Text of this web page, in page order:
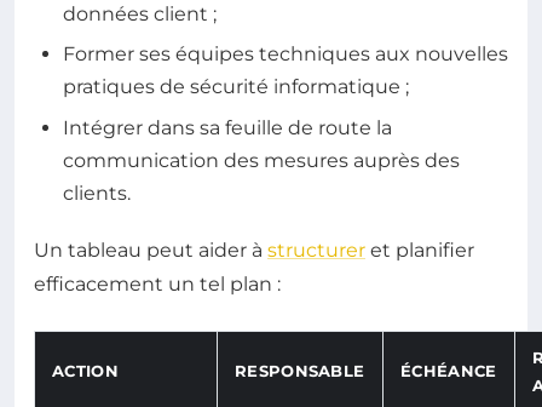
données client ;
Former ses équipes techniques aux nouvelles
pratiques de sécurité informatique ;
Intégrer dans sa feuille de route la
communication des mesures auprès des
clients.
Un tableau peut aider à structurer et planifier
efficacement un tel plan :
ACTION RESPONSABLE ÉCHÉANCE